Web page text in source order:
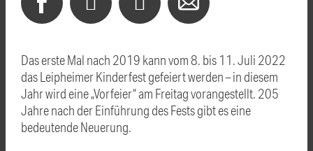
Das erste Mal nach 2019 kann vom 8. bis 11. Juli 2022
das Leipheimer Kinderfest gefeiert werden – in diesem
Jahr wird eine „Vorfeier“ am Freitag vorangestellt. 205
Jahre nach der Einführung des Fests gibt es eine
bedeutende Neuerung.